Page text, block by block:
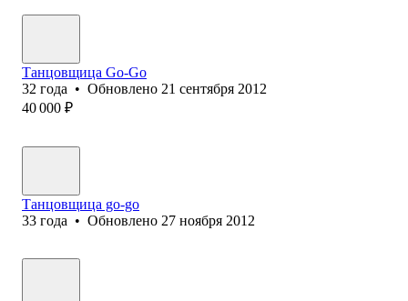
Танцовщица Go-Go
32 года • Обновлено 21 сентября 2012
40 000 ₽
Танцовщица go-go
33 года • Обновлено 27 ноября 2012